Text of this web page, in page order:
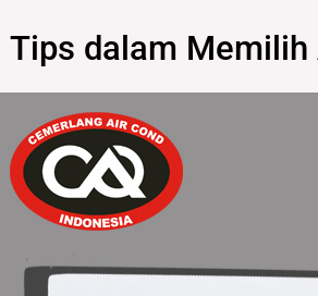
Tips dalam Memilih